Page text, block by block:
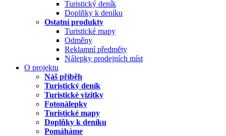
Turistický deník
Doplňky k deníku
Ostatní produkty
Turistické mapy
Odměny
Reklamní předměty
Nálepky prodejních míst
O projektu
Náš příběh
Turistický deník
Turistické vizitky
Fotonálepky
Turistické mapy
Doplňky k deníku
Pomáháme